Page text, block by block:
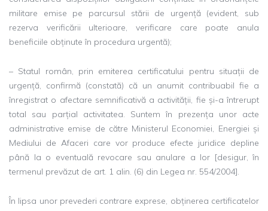
militare emise pe parcursul stării de urgență (evident, sub
rezerva verificării ulterioare, verificare care poate anula
beneficiile obținute în procedura urgentă);
– Statul român, prin emiterea certificatului pentru situații de
urgență, confirmă (constată) că un anumit contribuabil fie a
înregistrat o afectare semnificativă a activității, fie și-a întrerupt
total sau parțial activitatea. Suntem în prezența unor acte
administrative emise de către Ministerul Economiei, Energiei și
Mediului de Afaceri care vor produce efecte juridice depline
până la o eventuală revocare sau anulare a lor [desigur, în
termenul prevăzut de art. 1 alin. (6) din Legea nr. 554/2004].
În lipsa unor prevederi contrare exprese, obținerea certificatelor